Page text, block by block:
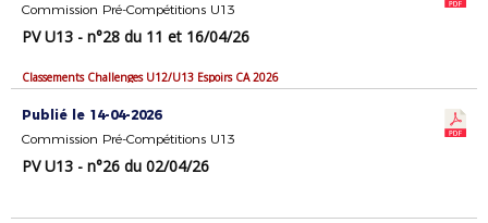
Commission Pré-Compétitions U13
PV U13 - n°28 du 11 et 16/04/26
Classements Challenges U12/U13 Espoirs CA 2026
Publié le 14-04-2026
Commission Pré-Compétitions U13
PV U13 - n°26 du 02/04/26